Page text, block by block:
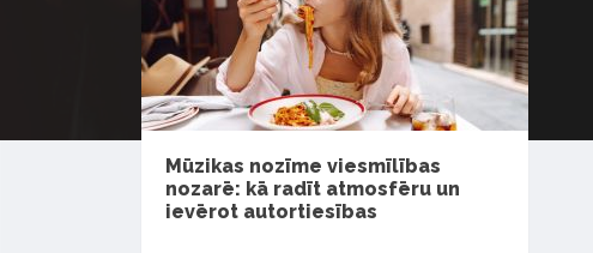
Mūzikas nozīme viesmīlības
nozarē: kā radīt atmosfēru un
ievērot autortiesības